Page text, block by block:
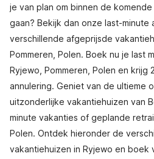
je van plan om binnen de
gaan? Bekijk dan onze last-minute
verschillende afgeprijsde
Pommeren, Polen. Boek nu je last
Ryjewo, Pommeren, Polen en krijg
annulering. Geniet van de ultieme
uitzonderlijke vakantiehuizen van
minute vakanties of geplande
Polen. Ontdek hieronder de
vakantiehuizen in Ryjewo en